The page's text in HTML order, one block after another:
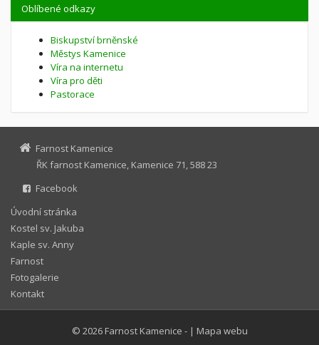
Oblíbené odkazy
Biskupství brněnské
Městys Kamenice
Víra na internetu
Víra pro děti
Pastorace
Farnost Kamenice
ŘK farnost Kamenice, Kamenice 71, 588 23
Facebook
Úvodní stránka
Kostel sv. Jakuba
Kaple sv. Anny
Farnost
Fotogalerie
Kontakt
© 2026 Farnost Kamenice - | Mapa webu